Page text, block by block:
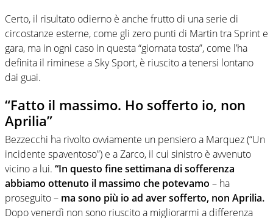
Certo, il risultato odierno è anche frutto di una serie di
circostanze esterne, come gli zero punti di Martin tra Sprint e
gara, ma in ogni caso in questa “giornata tosta”, come l’ha
definita il riminese a Sky Sport, è riuscito a tenersi lontano
dai guai.
“Fatto il massimo. Ho sofferto io, non
Aprilia”
Bezzecchi ha rivolto ovviamente un pensiero a Marquez (“Un
incidente spaventoso”) e a Zarco, il cui sinistro è avvenuto
vicino a lui. “In questo fine settimana di sofferenza
abbiamo ottenuto il massimo che potevamo – ha
proseguito – ma sono più io ad aver sofferto, non Aprilia.
Dopo venerdì non sono riuscito a migliorarmi a differenza